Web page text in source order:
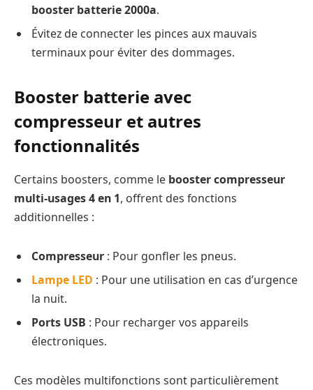
booster batterie 2000a.
Évitez de connecter les pinces aux mauvais
terminaux pour éviter des dommages.
Booster batterie avec
compresseur et autres
fonctionnalités
Certains boosters, comme le booster compresseur
multi-usages 4 en 1, offrent des fonctions
additionnelles :
Compresseur : Pour gonfler les pneus.
Lampe LED : Pour une utilisation en cas d’urgence
la nuit.
Ports USB : Pour recharger vos appareils
électroniques.
Ces modèles multifonctions sont particulièrement